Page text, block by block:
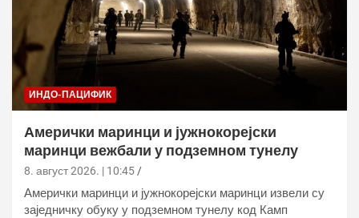
ИНДО-ПАЦИФИК
Амерички маринци и јужнокорејски
маринци вежбали у подземном тунелу
8. август 2026. | 10:45
Амерички маринци и јужнокорејски маринци извели су
заједничку обуку у подземном тунелу код Камп